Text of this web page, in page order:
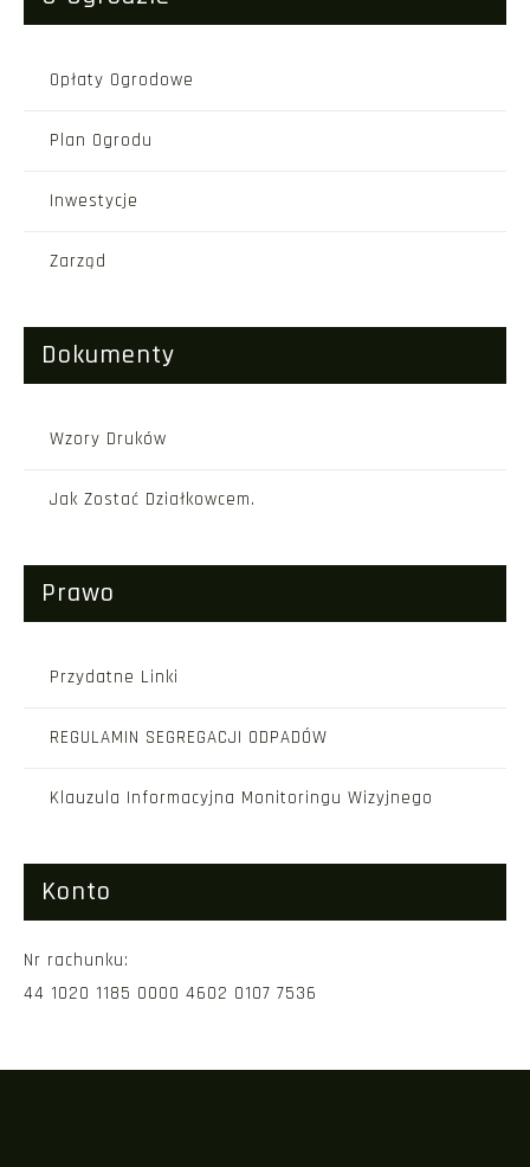
Opłaty Ogrodowe
Plan Ogrodu
Inwestycje
Zarząd
Dokumenty
Wzory Druków
Jak Zostać Działkowcem.
Prawo
Przydatne Linki
REGULAMIN SEGREGACJI ODPADÓW
Klauzula Informacyjna Monitoringu Wizyjnego
Konto
Nr rachunku:
44 1020 1185 0000 4602 0107 7536